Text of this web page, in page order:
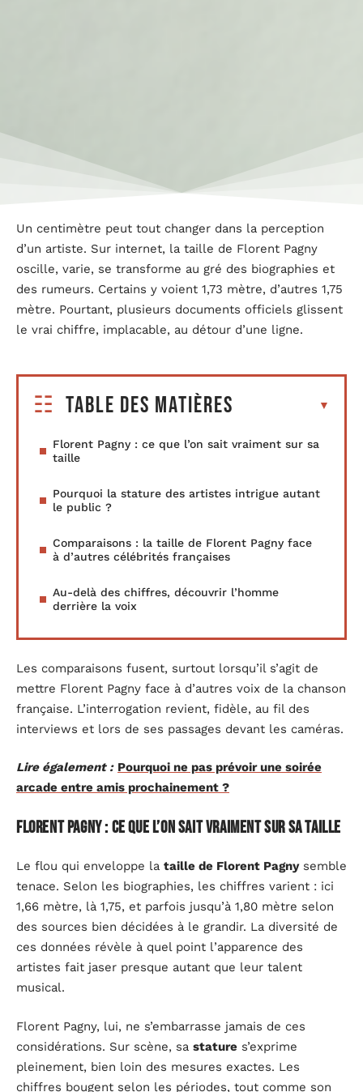
Un centimètre peut tout changer dans la perception
d’un artiste. Sur internet, la taille de Florent Pagny
oscille, varie, se transforme au gré des biographies et
des rumeurs. Certains y voient 1,73 mètre, d’autres 1,75
mètre. Pourtant, plusieurs documents officiels glissent
le vrai chiffre, implacable, au détour d’une ligne.
Table des matières
Florent Pagny : ce que l’on sait vraiment sur sa
taille
Pourquoi la stature des artistes intrigue autant
le public ?
Comparaisons : la taille de Florent Pagny face
à d’autres célébrités françaises
Au-delà des chiffres, découvrir l’homme
derrière la voix
Les comparaisons fusent, surtout lorsqu’il s’agit de
mettre Florent Pagny face à d’autres voix de la chanson
française. L’interrogation revient, fidèle, au fil des
interviews et lors de ses passages devant les caméras.
Lire également : Pourquoi ne pas prévoir une soirée
arcade entre amis prochainement ?
Florent Pagny : ce que l’on sait vraiment sur sa taille
Le flou qui enveloppe la taille de Florent Pagnysemble
tenace. Selon les biographies, les chiffres varient : ici
1,66 mètre, là 1,75, et parfois jusqu’à 1,80 mètre selon
des sources bien décidées à le grandir. La diversité de
ces données révèle à quel point l’apparence des
artistes fait jaser presque autant que leur talent
musical.
Florent Pagny, lui, ne s’embarrasse jamais de ces
considérations. Sur scène, sa stature s’exprime
pleinement, bien loin des mesures exactes. Les
chiffres bougent selon les périodes, tout comme son